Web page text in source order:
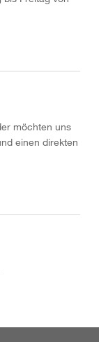
möchten uns
einen direkten